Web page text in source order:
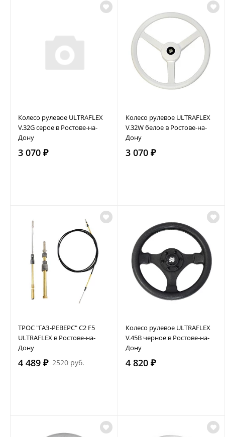
Колесо рулевое ULTRAFLEX
V.32G серое в Ростове-на-
Дону
3 070 ₽
Колесо рулевое ULTRAFLEX
V.32W белое в Ростове-на-
Дону
3 070 ₽
ТРОС "ГАЗ-РЕВЕРС" C2 F5
ULTRAFLEX в Ростове-на-
Дону
4 489 ₽ 2520 руб.
Колесо рулевое ULTRAFLEX
V.45B черное в Ростове-на-
Дону
4 820 ₽